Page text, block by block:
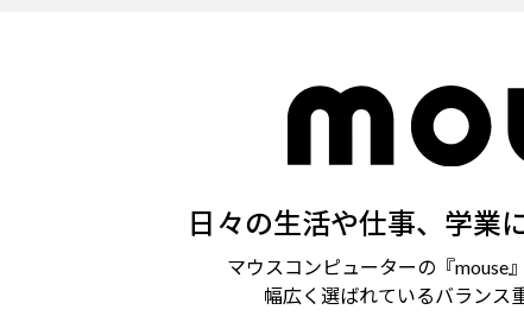
日々の生活や仕事、学業
マウスコンピューターの『mouse
幅広く選ばれているバランス